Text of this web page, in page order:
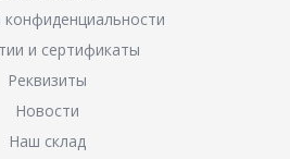
конфиденциальности
и сертификаты
Реквизиты
Новости
Наш склад